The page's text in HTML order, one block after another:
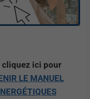
cliquez ici pour
LE MANUEL